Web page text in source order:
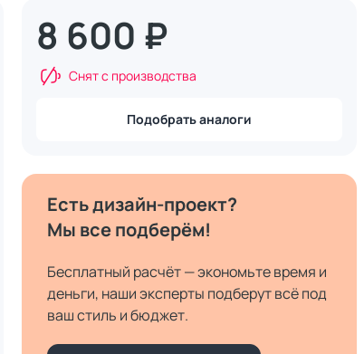
8 600 ₽
Снят с производства
Подобрать аналоги
Есть дизайн-проект?
Мы все подберём!
Бесплатный расчёт — экономьте время и
деньги, наши эксперты подберут всё под
ваш стиль и бюджет.